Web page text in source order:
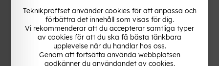
Få de senaste nyheterna, hetaste erbjudandena och
bästa tipsen från oss direkt i din mejlkorg. Signa upp på
vårt nyhetsbrev!
Teknikproffset använder cookies för att anpassa och
förbättra det innehåll som visas för dig.
Vi rekommenderar att du accepterar samtliga typer
av cookies för att du ska få bästa tänkbara
upplevelse när du handlar hos oss.
Genom att fortsätta använda webbplatsen
godkänner du användandet av cookies.